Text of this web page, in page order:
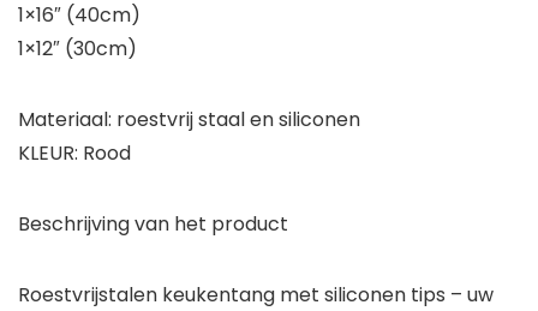
1×16″ (40cm)
1×12″ (30cm)
Materiaal: roestvrij staal en siliconen
KLEUR: Rood
Beschrijving van het product
Roestvrijstalen keukentang met siliconen tips – uw